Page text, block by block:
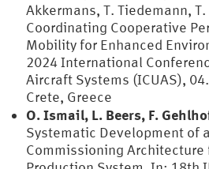
Akkermans, T. Tiedemann,
Coordinating Cooperative
Mobility for Enhanced
2024 International
Aircraft Systems (ICUAS),
Crete, Greece
O. Ismail, L. Beers, F.
Systematic Development of
Commissioning Architecture